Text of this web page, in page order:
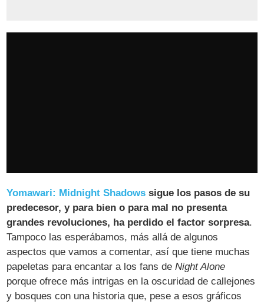
Yomawari: Midnight Shadows sigue los pasos de su
predecesor, y para bien o para mal no presenta
grandes revoluciones, ha perdido el factor sorpresa.
Tampoco las esperábamos, más allá de algunos
aspectos que vamos a comentar, así que tiene muchas
papeletas para encantar a los fans deNight Alone
porque ofrece más intrigas en la oscuridad de callejones
y bosques con una historia que, pese a esos gráficos